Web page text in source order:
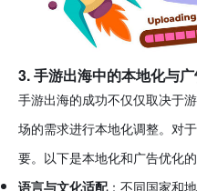
3. 手游出海中的本地化与
手游出海的成功不仅仅取决于
场的需求进行本地化调整。对
要。以下是本地化和广告优化
语言与文化适配：不同国家和